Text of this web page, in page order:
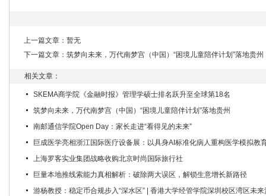
上一篇文章：暂无
下一篇文章： 筑梦向未来，万代南梦宫（中国）“困境儿童陪伴计划”落地贵州
相关文章：
SKEMA商学院《金融时报》管理学硕士排名跃升至全球第18名
筑梦向未来，万代南梦宫（中国）“困境儿童陪伴计划”落地贵州
南邮通信学院Open Day：家长走进“看得见的未来”
巨成医学亮相浙江国际医疗设备展：以具身AI标准化病人重构医学模拟教
上海罗客实业集团战略收购北京时尚国际旅行社
巨量本地推线索能力真相解析：破除两大误区，解锁生意增长新路径
游杨教授：稳定币合规步入“深水区” | 香港大学经管学院深圳校区湾区未